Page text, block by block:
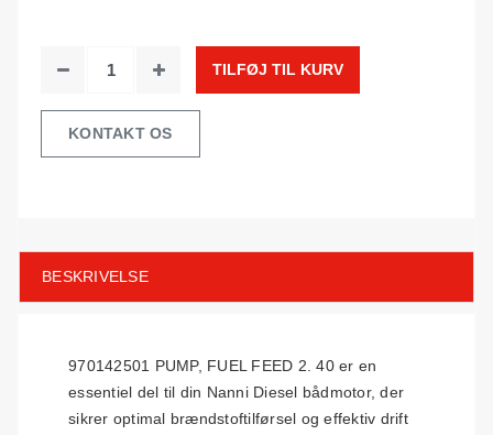
TILFØJ TIL KURV
KONTAKT OS
BESKRIVELSE
970142501 PUMP, FUEL FEED 2. 40 er en
essentiel del til din Nanni Diesel bådmotor, der
sikrer optimal brændstoftilførsel og effektiv drift